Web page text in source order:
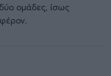
ομάδες, ίσως